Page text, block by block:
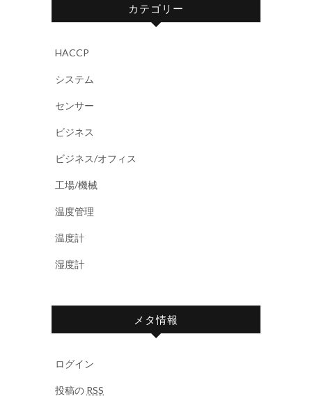
カテゴリー
HACCP
システム
センサー
ビジネス
ビジネス/オフィス
工場/機械
温度管理
温度計
湿度計
メタ情報
ログイン
投稿の RSS